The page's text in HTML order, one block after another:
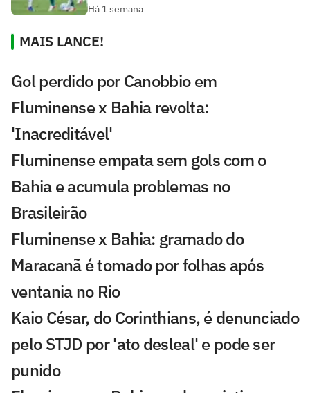
Há 1 semana
MAIS LANCE!
Gol perdido por Canobbio em
Fluminense x Bahia revolta:
'Inacreditável'
Fluminense empata sem gols com o
Bahia e acumula problemas no
Brasileirão
Fluminense x Bahia: gramado do
Maracanã é tomado por folhas após
ventania no Rio
Kaio César, do Corinthians, é denunciado
pelo STJD por 'ato desleal' e pode ser
punido